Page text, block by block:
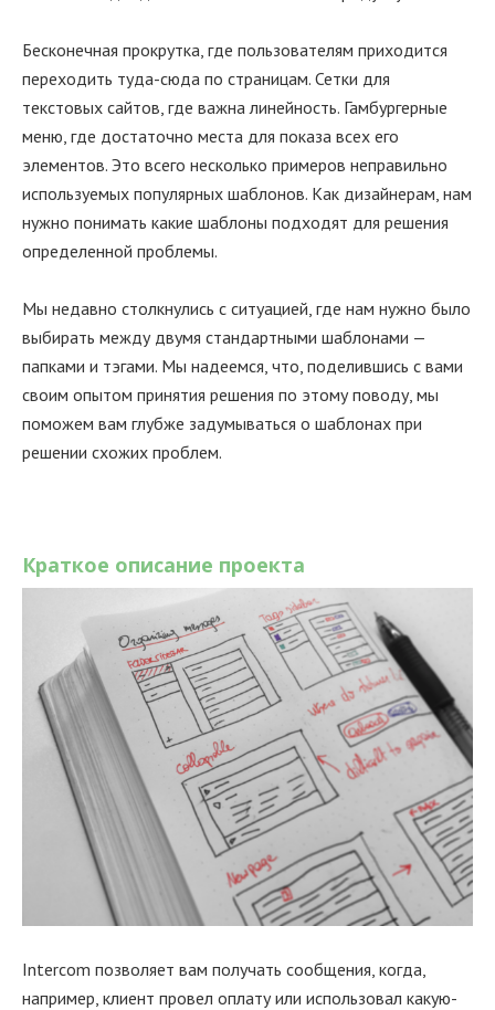
Бесконечная прокрутка, где пользователям приходится
переходить туда-сюда по страницам. Сетки для
текстовых сайтов, где важна линейность. Гамбургерные
меню, где достаточно места для показа всех его
элементов. Это всего несколько примеров неправильно
используемых популярных шаблонов. Как дизайнерам, нам
нужно понимать какие шаблоны подходят для решения
определенной проблемы.
Мы недавно столкнулись с ситуацией, где нам нужно было
выбирать между двумя стандартными шаблонами —
папками и тэгами. Мы надеемся, что, поделившись с вами
своим опытом принятия решения по этому поводу, мы
поможем вам глубже задумываться о шаблонах при
решении схожих проблем.
Краткое описание проекта
Intercom позволяет вам получать сообщения, когда,
например, клиент провел оплату или использовал какую-